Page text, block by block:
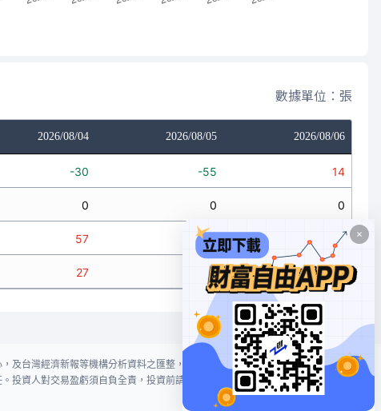
數據單位：張
2026/08/04 2026/08/05 2026/08/06
-30 -55 14
0 0 0
57 3 2
27 -52 16
及台灣經濟新報等機構分析資料之匯整，本網站對投資人買賣不作任何建議或暗
投資人對交易盈虧須自負全責，投資前請謹慎評估風險。